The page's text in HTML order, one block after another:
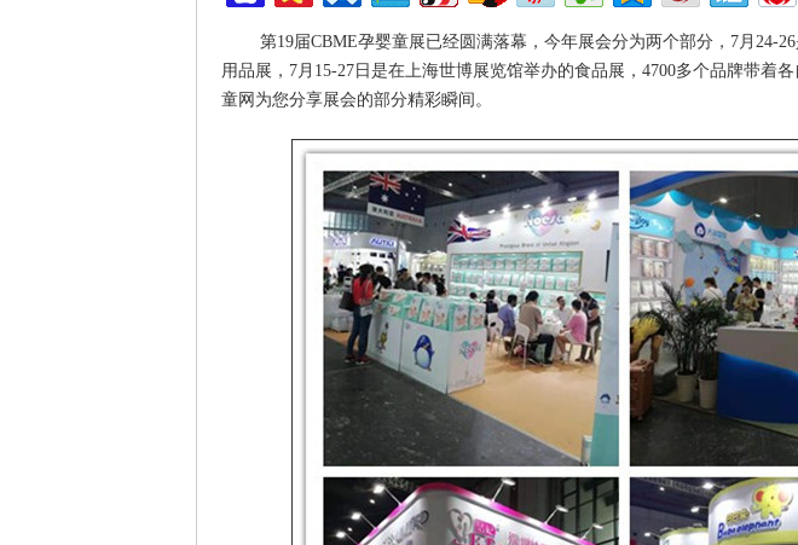
第19届CBME孕婴童展已经圆满落幕，今年展会分为两个部分，7月24-
用品展，7月15-27日是在上海世博展览馆举办的食品展，4700多个品牌带着
童网为您分享展会的部分精彩瞬间。